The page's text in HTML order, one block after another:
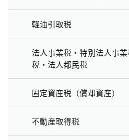
軽油引取税
法人事業税・特別法人事
税・法人都民税
固定資産税（償却資産）
不動産取得税